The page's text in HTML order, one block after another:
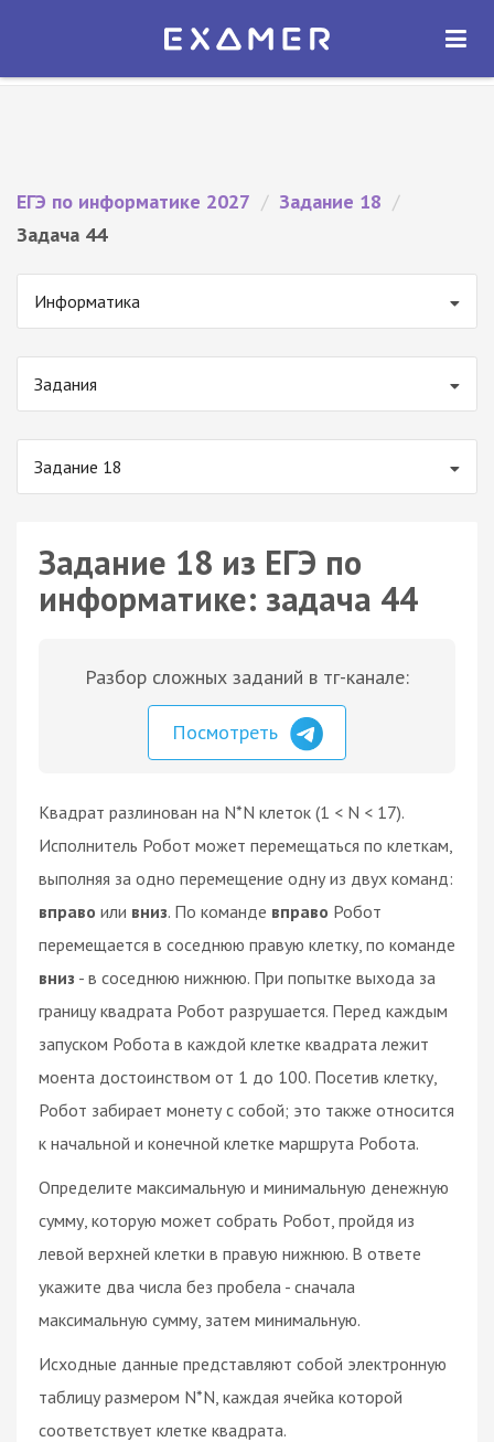
Экзамер — ЕГЭ 2027
ОТКРЫТЬ
ЕГЭ по информатике 2027 / Задание 18 /
Задача 44
Информатика
Задания
Задание 18
Задание 18 из ЕГЭ по
информатике: задача 44
Разбор сложных заданий в тг-канале:
Посмотреть
Квадрат разлинован на N*N клеток (1 < N < 17).
Исполнитель Робот может перемещаться по клеткам,
выполняя за одно перемещение одну из двух команд:
вправо или вниз. По команде вправо Робот
перемещается в соседнюю правую клетку, по команде
вниз - в соседнюю нижнюю. При попытке выхода за
границу квадрата Робот разрушается. Перед каждым
запуском Робота в каждой клетке квадрата лежит
моента достоинством от 1 до 100. Посетив клетку,
Робот забирает монету с собой; это также относится
к начальной и конечной клетке маршрута Робота.
Определите максимальную и минимальную денежную
сумму, которую может собрать Робот, пройдя из
левой верхней клетки в правую нижнюю. В ответе
укажите два числа без пробела - сначала
максимальную сумму, затем минимальную.
Исходные данные представляют собой электронную
таблицу размером N*N, каждая ячейка которой
соответствует клетке квадрата.